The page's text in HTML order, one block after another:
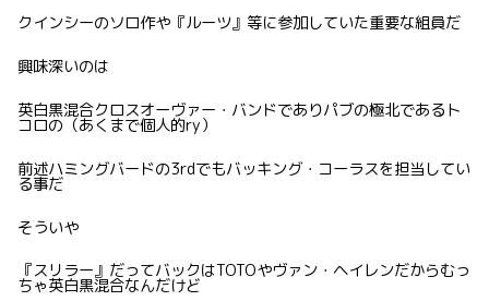
クインシーのソロ作や『ルーツ』等に参加していた重要な組員だ
興味深いのは
英白黒混合クロスオーヴァー・バンドでありパブの極北であるト
コロの（あくまで個人的ry）
前述ハミングバードの3rdでもバッキング・コーラスを担当してい
る事だ
そういや
『スリラー』だってバックはTOTOやヴァン・ヘイレンだからむっ
ちゃ英白黒混合なんだけど